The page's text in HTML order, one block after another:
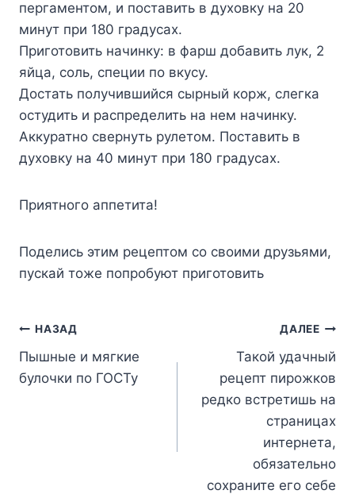
пергаментом, и поставить в духовку на 20
минут при 180 градусах.
Приготовить начинку: в фарш добавить лук, 2
яйца, соль, специи по вкусу.
Достать получившийся сырный корж, слегка
остудить и распределить на нем начинку.
Аккуратно свернуть рулетом. Поставить в
духовку на 40 минут при 180 градусах.
Приятного аппетита!
Поделись этим рецептом со своими друзьями,
пускай тоже попробуют приготовить
Навигация
по
НАЗАД
Пышные и мягкие
булочки по ГОСТу
ДАЛЕЕ
Такой удачный
рецепт пирожков
редко встретишь на
страницах
интернета,
обязательно
сохраните его себе